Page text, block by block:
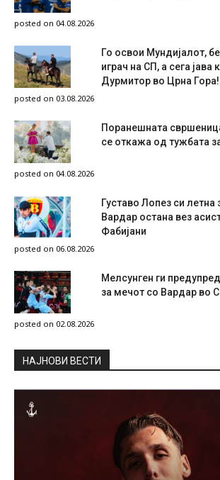
posted on 04.08.2026
Го освои Мундијалот,
играч на СП, а сега јава
Дурмитор во Црна Гора!
posted on 03.08.2026
Поранешната
се откажа од тужбата
posted on 04.08.2026
Густаво Лопез си летна
Вардар остана вез
Фабијани
posted on 06.08.2026
Мелсунген ги
за мечот со Вардар во
posted on 02.08.2026
НAЈНОВИ ВЕСТИ